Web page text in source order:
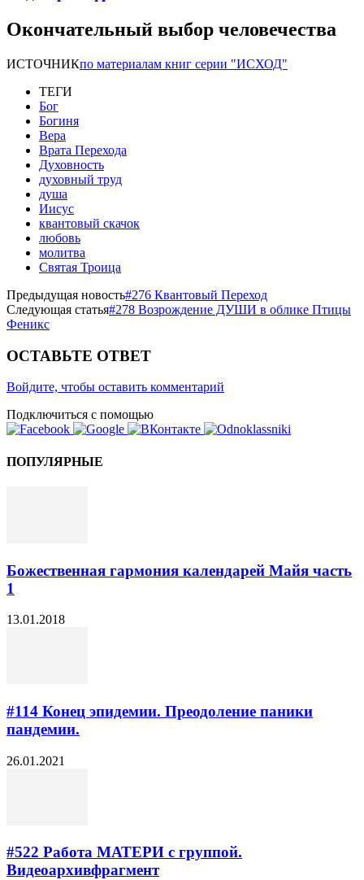
Окончательный выбор человечества
ИСТОЧНИКпо материалам книг серии "ИСХОД"
ТЕГИ
Бог
Богиня
Вера
Врата Перехода
Духовность
духовный труд
душа
Иисус
квантовый скачок
любовь
молитва
Святая Троица
Предыдущая новость#276 Квантовый Переход
Следующая статья#278 Возрождение ДУШИ в облике Птицы
Феникс
ОСТАВЬТЕ ОТВЕТ
Войдите, чтобы оставить комментарий
Подключиться с помощью
ПОПУЛЯРНЫЕ
Божественная гармония календарей Майя часть
1
13.01.2018
#114 Конец эпидемии. Преодоление паники
пандемии.
26.01.2021
#522 Работа МАТЕРИ с группой.
Видеоархивфрагмент